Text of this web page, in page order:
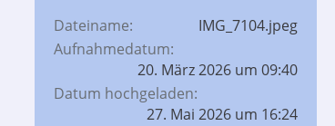
Dateiname
IMG_7104.jpeg
Aufnahmedatum
20. März 2026 um 09:40
Datum hochgeladen
27. Mai 2026 um 16:24